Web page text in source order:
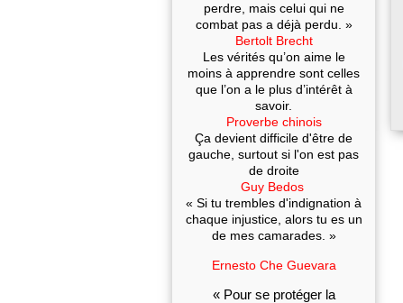
perdre, mais celui qui ne
combat pas a déjà perdu. »
Bertolt Brecht
Les vérités qu’on aime le
moins à apprendre sont celles
que l’on a le plus d’intérêt à
savoir.
Proverbe chinois
Ça devient difficile d'être de
gauche, surtout si l'on est pas
de droite
Guy Bedos
« Si tu trembles d'indignation à
chaque injustice, alors tu es un
de mes camarades. »
Ernesto Che Guevara
« Pour se protéger la